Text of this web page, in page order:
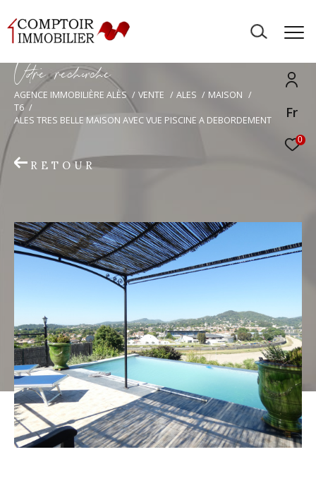
Fr
0
Vore recece
AGENCE IMMOBILIÈRE ALÈS VENTE ALES
MAISON
T6
ALES TRES BELLE MAISON AVEC VUE PISCINE A DEBORDEMENT
RETOUR